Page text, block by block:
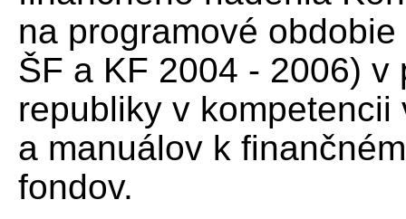
na programové
ŠF a KF 2004 - 2006)
republiky v
a manuálov k
fondov.